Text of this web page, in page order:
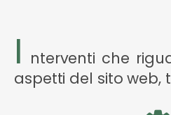
I nterventi che
aspetti del sito web,